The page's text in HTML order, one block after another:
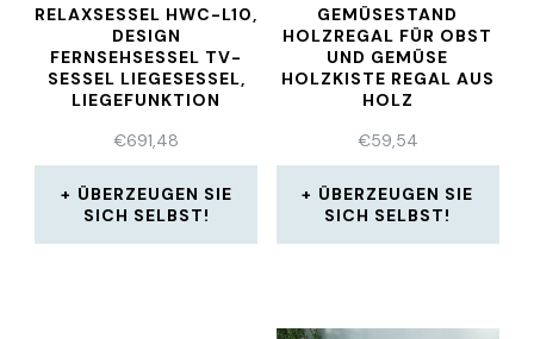
RELAXSESSEL HWC-L10,
DESIGN
FERNSEHSESSEL TV-
SESSEL LIEGESESSEL,
LIEGEFUNKTION
€691,48
ÜBERZEUGEN SIE
SICH SELBST!
GEMÜSESTAND
HOLZREGAL FÜR OBST
UND GEMÜSE
HOLZKISTE REGAL AUS
HOLZ
€59,54
ÜBERZEUGEN SIE
SICH SELBST!